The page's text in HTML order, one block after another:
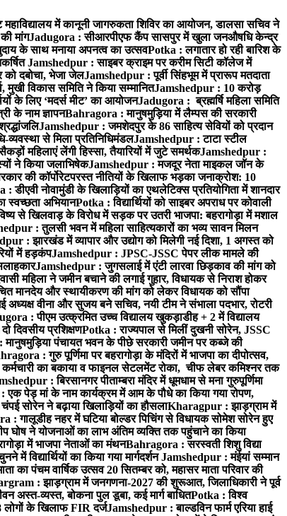
में कानूनी जागरुकता शिविर का आयोजन, डालसा सचिव ने
मांगJadugora : सीआरपीएफ कैंप सासपुर में खुला जनऔषधि केन्द्र
के साथ मनाया अपनत्व का उत्सवPotka : लगातार हो रही बारिश के
Jamshedpur : साइबर क्राइम पर करीम सिटी कॉलेज में
को दबोचा, भेजा जेलJamshedpur : पूर्वी सिंहभूम में प्रारूप मतदाता
विकास समिति ने किया सम्मानितJamshedpur : 10 करोड़
के लिए ‘मदर्स मीट’ का आयोजनJadugora : ब्रह्मर्षि महिला समिति
के नाम ज्ञापनBahragora : मानुषमुड़िया में लैम्पस की सरकारी
Jamshedpur : जमशेदपुर के 86 साहित्य सेवियों को प्रदान
से मिला प्रतिनिधिमंडलJamshedpur : टाटा स्टील
महिलाएं लेंगी हिस्सा, तैयारियों में जुटे समर्थकJamshedpur :
ने किया जलाभिषेकJamshedpur : मजदूर नेता माइकल जॉन के
की कॉर्पोरेटपरस्त नीतियों के खिलाफ भड़का जनाक्रोश: 10
: डीएवी नोवामुंडी के खिलाड़ियों का एथलेटिक्स प्रतियोगिता में शानदार
स्वच्छता अभियानPotka : विद्यार्थियों को साइबर अपराध पर कोवाली
से खिलवाड़ के विरोध में सड़क पर उतरी भाजपा: बहरागोड़ा में मशाल
: तुलसी भवन में महिला साहित्यकारों का भव्य सावन मिलन
: झारखंड में व्यापार और उद्योग को मिलेगी नई दिशा, 1 अगस्त को
में हड़कंपJamshedpur : JPSC-JSSC पेपर लीक मामले की
Jamshedpur : जुगसलाई में एंटी लारवा छिड़काव की मांग को
महिला ने जमीन बचाने की लगाई गुहार, विधायक से निराश होकर
मानदेय और स्थायीकरण की मांग को लेकर विधायक को सौंपा
वीना और सुजय बने सचिव, नयी टीम ने संभाला पदभार, रोटरी
: पीएम उत्क्रमित उच्च विद्यालय खुकड़ाडीह + 2 में विद्यालय
दिवसीय प्रशिक्षणPotka : राज्यपाल से मिलीं दुखनी सोरेन, JSSC
पंचायत भवन के पीछे सरकारी जमीन पर कब्जे की
: गुरु पूर्णिमा पर बहरागोड़ा के मंदिरों में भाजपा का दीपोत्सव,
का बकाया व फाइनल सेटलमेंट रोका, चीफ लेबर कमिश्नर तक
: बिरसानगर पीताम्बरा मंदिर में धूमधाम से मना गुरुपूर्णिमा
एक पेड़ मां के नाम कार्यक्रम में आम के पौधे का किया गया रोपण,
सोरेन ने बढ़ाया खिलाड़ियों का हौसलाKharagpur : झाड़ग्राम में
: गालूडीह नहर में घटिया बोल्डर पिचिंग से विधायक सोमेश सोरेन हुए
घोष ने योजनाओं का लाभ अंतिम व्यक्ति तक पहुंचाने का किया
में भाजपा नेताओं का मंथनBahragora : सरस्वती शिशु विद्या
विद्यार्थियों का किया गया मार्गदर्शनJamshedpur : मंईयां सम्मान
का पंचम वार्षिक उत्सव 20 सितम्बर को, महासर माता परिवार की
: झाड़ग्राम में जनगणना-2027 की शुरूआत, जिलाधिकारी ने पूर्व
अस्त-व्यस्त, बोकना पुल डूबा, कई मार्ग बाधितPotka : विश्व
लोगों के खिलाफ FIR दर्जJamshedpur : बाल्डविन फार्म एरिया हाई